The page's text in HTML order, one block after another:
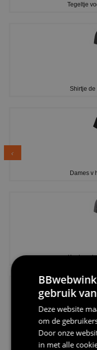
Tegeltje
Shirtje de
Dames v
V-hals
gebruik
Deze website
om de
Door onze
in met alle